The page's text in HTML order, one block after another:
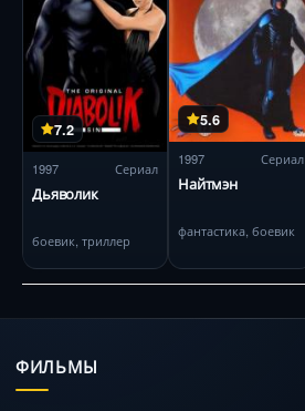
7.2
1997 Сериал
Дьяволик
боевик, триллер
5.6
1997 Сериал
Найтмэн
фантастика, боевик
ФИЛЬМЫ